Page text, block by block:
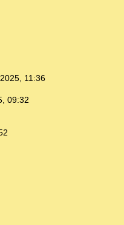
11:36
09:32